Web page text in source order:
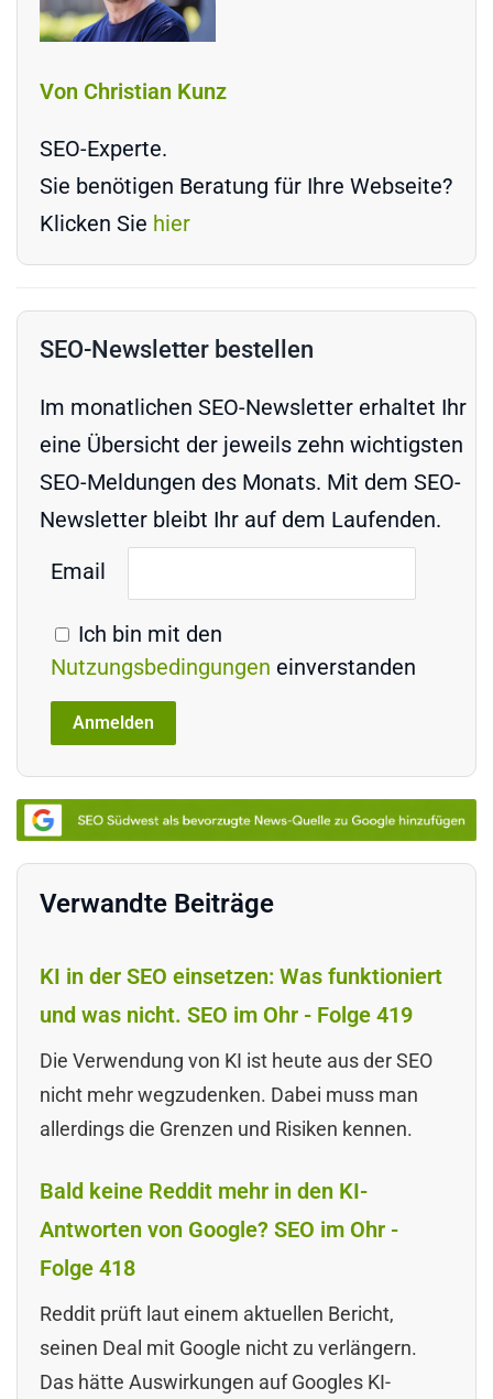
Von Christian Kunz
SEO-Experte.
Sie benötigen Beratung für Ihre Webseite?
Klicken Sie hier
SEO-Newsletter bestellen
Im monatlichen SEO-Newsletter erhaltet Ihr
eine Übersicht der jeweils zehn wichtigsten
SEO-Meldungen des Monats. Mit dem SEO-
Newsletter bleibt Ihr auf dem Laufenden.
Email
Ich bin mit den
Nutzungsbedingungen einverstanden
Verwandte Beiträge
KI in der SEO einsetzen: Was funktioniert
und was nicht. SEO im Ohr - Folge 419
Die Verwendung von KI ist heute aus der SEO
nicht mehr wegzudenken. Dabei muss man
allerdings die Grenzen und Risiken kennen.
Bald keine Reddit mehr in den KI-
Antworten von Google? SEO im Ohr -
Folge 418
Reddit prüft laut einem aktuellen Bericht,
seinen Deal mit Google nicht zu verlängern.
Das hätte Auswirkungen auf Googles KI-